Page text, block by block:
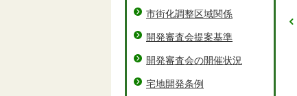
市街化調整区域関係
開発審査会提案基準
開発審査会の開催状況
宅地開発条例